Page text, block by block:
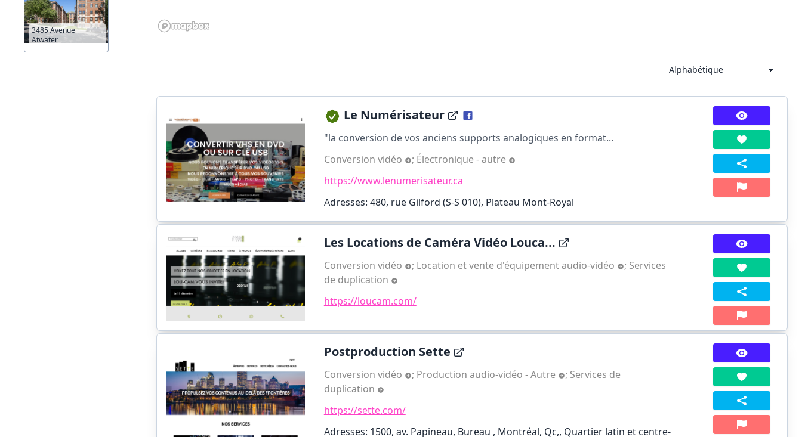
3485 Avenue
Atwater
Le Numérisateur
"la conversion de vos anciens supports analogiques en format...
Conversion vidéo
; Électronique - autre
https://www.lenumerisateur.ca
Adresses: 480, rue Gilford (S-S 010), Plateau Mont-Royal
Les Locations de Caméra Vidéo Louca...
Conversion vidéo ; Location et vente d'équipement audio-vidéo ; Services
de duplication
https://loucam.com/
Postproduction Sette
Conversion vidéo ; Production audio-vidéo - Autre ; Services de
duplication
https://sette.com/
Adresses: 1500, av. Papineau, Bureau , Montréal, Qc,, Quartier latin et centre-